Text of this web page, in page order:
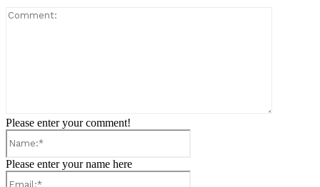
Please enter your comment!
Please enter your name here